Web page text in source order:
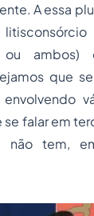
A essa
litisconsórcio
ou
que
se falar em
tem,